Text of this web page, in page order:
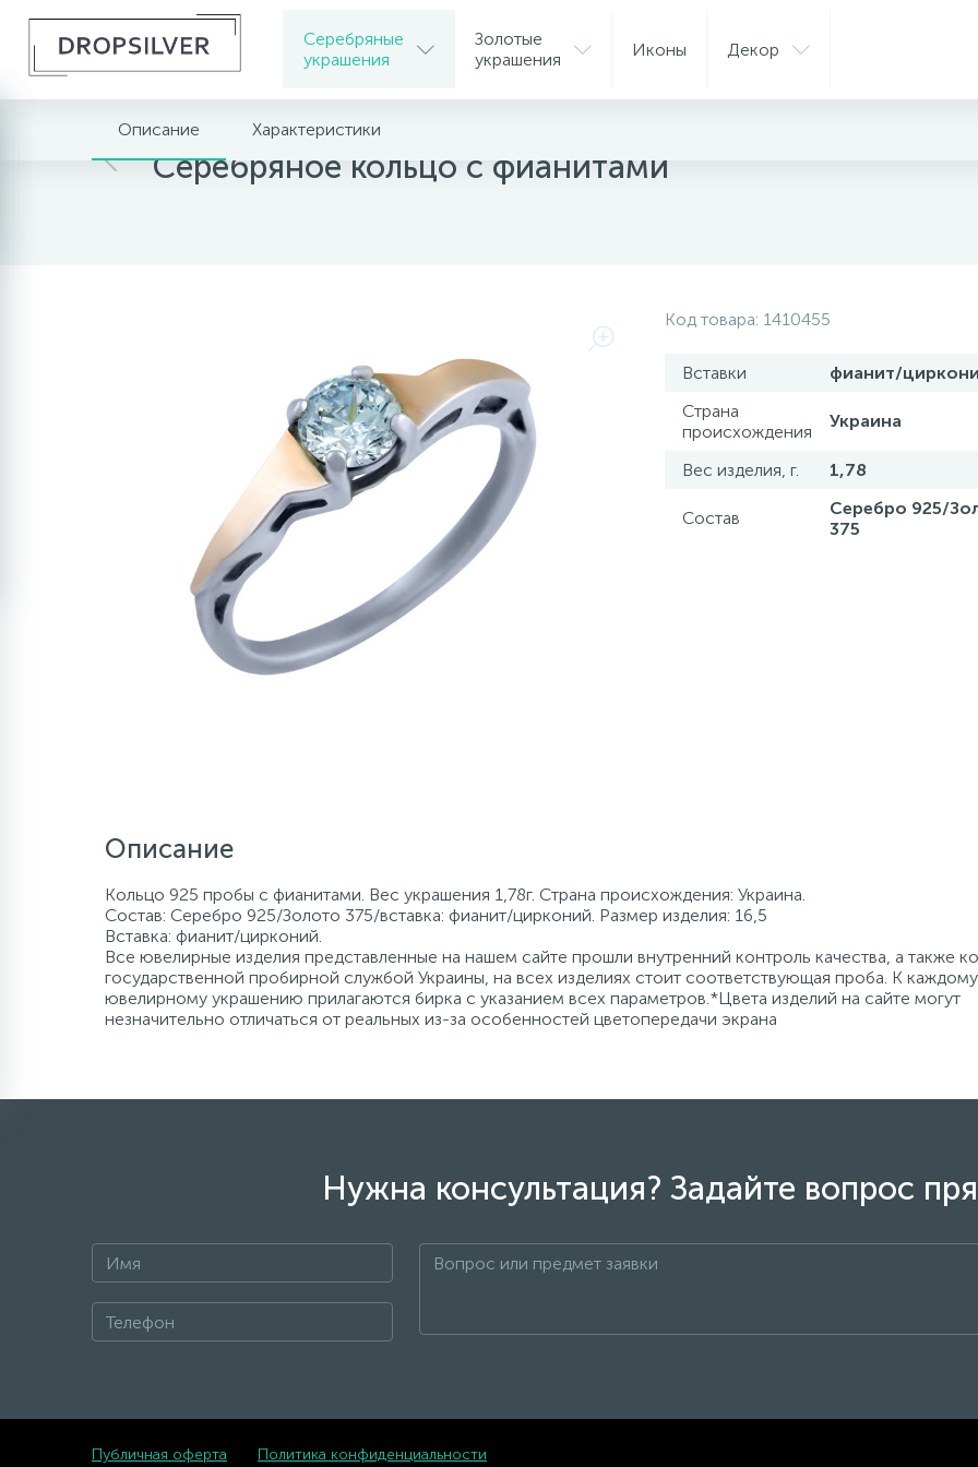
Серебряные
украшения
Золотые
украшения
Иконы Декор
Главная Серебряные украшения
Серебряное кольцо с фианитами
Описание Характеристики
Код товара: 1410455
Вставки
фианит/
Страна
происхождения
Украина
Вес изделия, г. 1,78
Состав
Серебро 925/
375
Описание
Кольцо 925 пробы с фианитами. Вес украшения 1,78г. Страна происхождения: Украина.
Состав: Серебро 925/Золото 375/вставка: фианит/цирконий. Размер изделия: 16,5
Вставка: фианит/цирконий.
Все ювелирные изделия представленные на нашем сайте прошли внутренний контроль качества, а также
государственной пробирной службой Украины, на всех изделиях стоит соответствующая проба. К каждому
ювелирному украшению прилагаются бирка с указанием всех параметров.*Цвета изделий на сайте могут
незначительно отличаться от реальных из-за особенностей цветопередачи экрана
Нужна консультация? Задайте вопрос
Публичная оферта Политика конфиденциальности